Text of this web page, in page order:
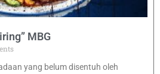
MBG
yang belum disentuh oleh